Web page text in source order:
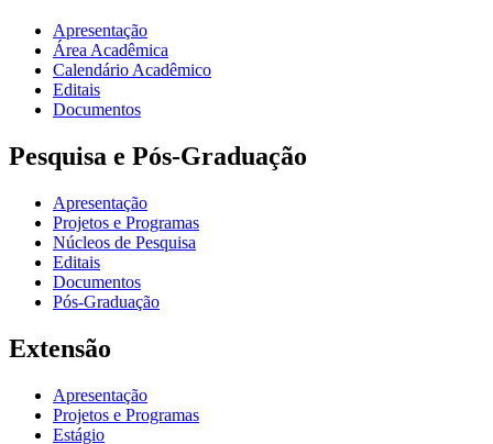
Apresentação
Área Acadêmica
Calendário Acadêmico
Editais
Documentos
Pesquisa e Pós-Graduação
Apresentação
Projetos e Programas
Núcleos de Pesquisa
Editais
Documentos
Pós-Graduação
Extensão
Apresentação
Projetos e Programas
Estágio